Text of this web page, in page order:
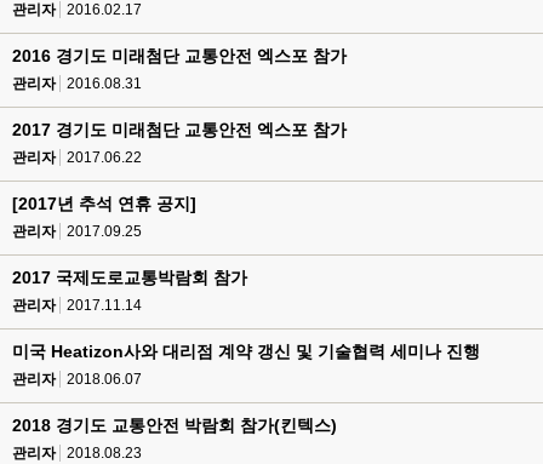
관리자 2016.02.17
2016 경기도 미래첨단 교통안전 엑스포 참가
관리자 2016.08.31
2017 경기도 미래첨단 교통안전 엑스포 참가
관리자 2017.06.22
[2017년 추석 연휴 공지]
관리자 2017.09.25
2017 국제도로교통박람회 참가
관리자 2017.11.14
미국 Heatizon사와 대리점 계약 갱신 및 기술협력 세미나 진행
관리자 2018.06.07
2018 경기도 교통안전 박람회 참가(킨텍스)
관리자 2018.08.23